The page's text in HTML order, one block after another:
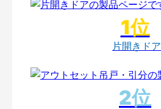
片開きドア